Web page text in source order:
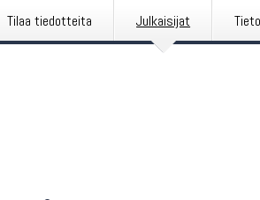
Tilaa tiedotteita Julkaisijat